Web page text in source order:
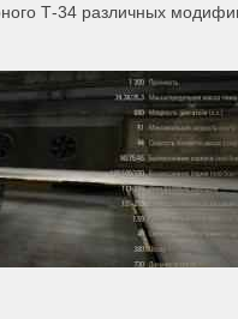
Т-34 различных